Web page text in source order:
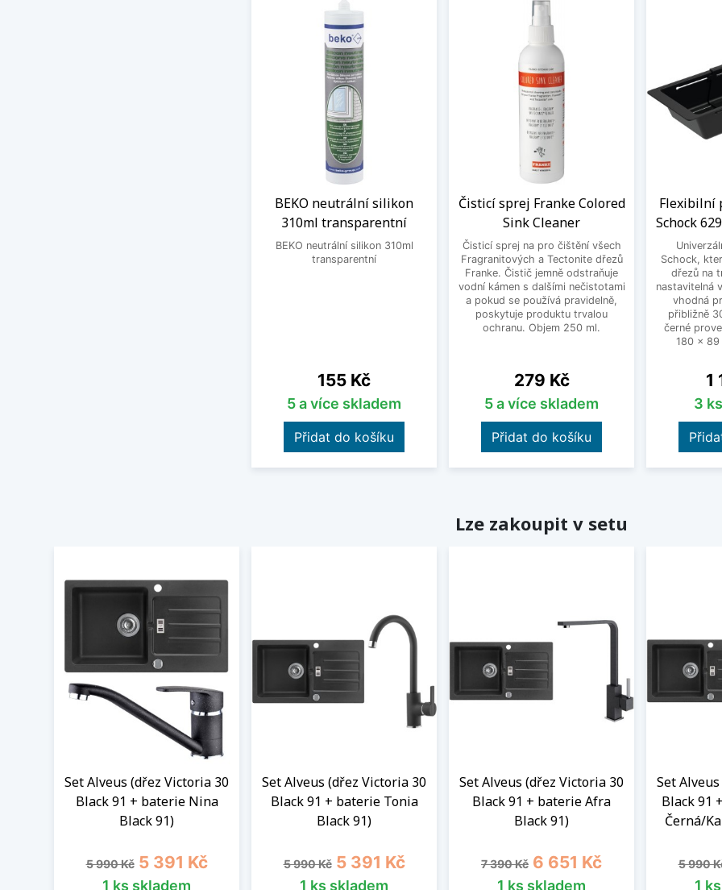
BEKO neutrální silikon
310ml transparentní
BEKO neutrální silikon 310ml
transparentní
Cena
155 Kč
5 a více skladem
Přidat do košíku
Čisticí sprej Franke Colored
Sink Cleaner
Čisticí sprej na pro čištění všech
Fragranitových a Tectonite dřezů
Franke. Čistič jemně odstraňuje
vodní kámen s dalšími nečistotami
a pokud se používá pravidelně,
poskytuje produktu trvalou
ochranu. Objem 250 ml.
Cena
279 Kč
5 a více skladem
Přidat do košíku
Flexibilní
Schock
Schock,
dřezů na
nastavitelná
vhodná
přibližně
černé
180 x 89
1
3
Lze zakoupit v setu
Set Alveus (dřez Victoria 30
Black 91 + baterie Nina
Black 91)
Běžná cena
5 990 Kč Cena
5 391 Kč
1 ks skladem
Set Alveus (dřez Victoria 30
Black 91 + baterie Tonia
Black 91)
Běžná cena
5 990 Kč Cena
5 391 Kč
1 ks skladem
Set Alveus (dřez Victoria 30
Black 91 + baterie Afra
Black 91)
Běžná cena
7 390 Kč Cena
6 651 Kč
1 ks skladem
Set
Black 91
Černá/
Běžná
5 990
1